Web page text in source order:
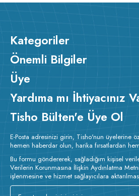
Kategoriler
Önemli Bilgiler
Üye
Yardıma mı İhtiyacınız
Tisho Bülten'e Üye Ol
E-Posta adresinizi girin, Tisho'nun üyelerine
hemen haberdar olun, harika fırsatlardan
Bu formu göndererek, sağladığım kişisel
Verilerin Korunmasına İlişkin Aydınlatma
işlenmesine ve hizmet sağlayıcılara